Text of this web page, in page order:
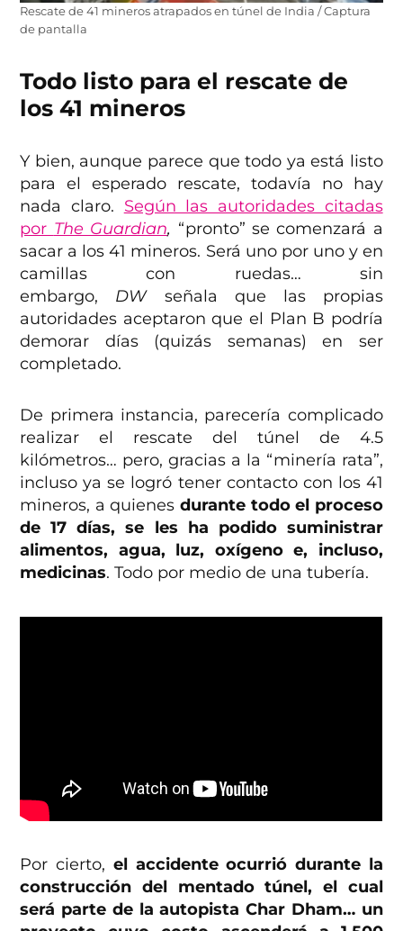
Rescate de 41 mineros atrapados en túnel de India / Captura
de pantalla
Todo listo para el rescate de
los 41 mineros
Y bien, aunque parece que todo ya está listo
para el esperado rescate, todavía no hay
nada claro. Según las autoridades citadas
por The Guardian, “pronto” se comenzará a
sacar a los 41 mineros. Será uno por uno y en
camillas con ruedas… sin
embargo, DW señala que las propias
autoridades aceptaron que el Plan B podría
demorar días (quizás semanas) en ser
completado.
De primera instancia, parecería complicado
realizar el rescate del túnel de 4.5
kilómetros… pero, gracias a la “minería rata”,
incluso ya se logró tener contacto con los 41
mineros, a quienes durante todo el proceso
de 17 días, se les ha podido suministrar
alimentos, agua, luz, oxígeno e, incluso,
medicinas. Todo por medio de una tubería.
Por cierto, el accidente ocurrió durante la
construcción del mentado túnel, el cual
será parte de la autopista Char Dham… un